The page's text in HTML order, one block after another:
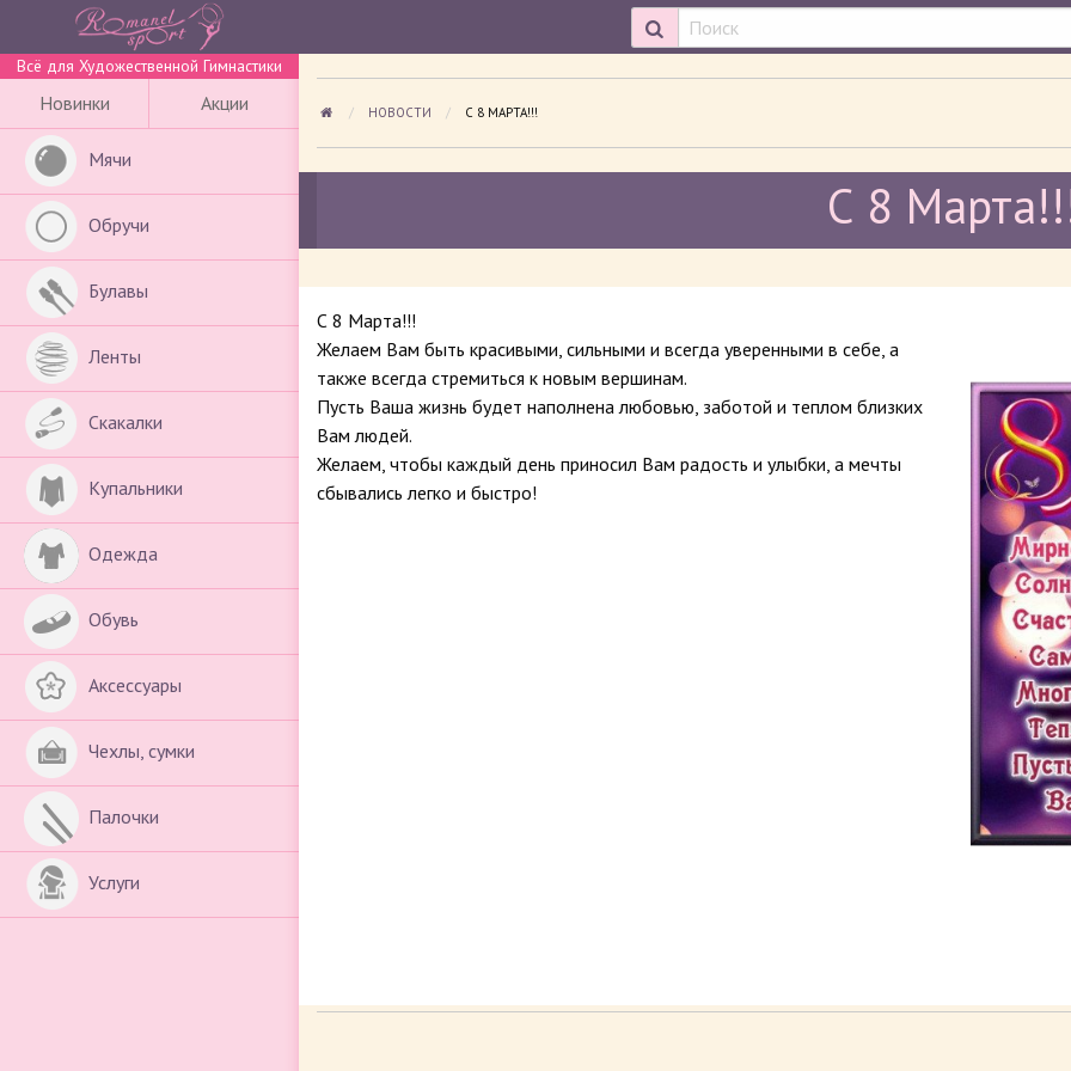
НОВОСТИ ПРОСМАТРИВАЕМАЯ СТРАНИЦА:
С 8 МАРТА!!!
С 8
С 8 Марта!!!
Желаем Вам быть красивыми, сильными и всегда уверенными в себе, а
также всегда стремиться к новым вершинам.
Пусть Ваша жизнь будет наполнена любовью, заботой и теплом близких
Вам людей.
Желаем, чтобы каждый день приносил Вам радость и улыбки, а мечты
сбывались легко и быстро!
Всё для Художественной Гимнастики
Новинки Акции
Мячи
Обручи
Булавы
Ленты
Скакалки
Купальники
Одежда
Обувь
Аксессуары
Чехлы, сумки
Палочки
Услуги